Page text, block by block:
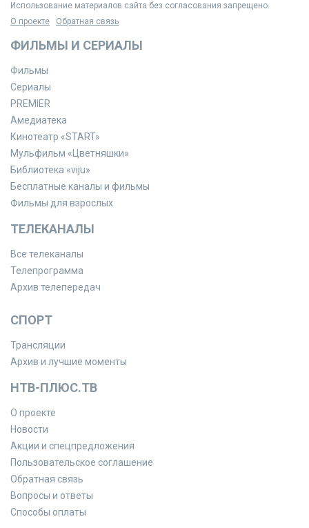
Использование материалов сайта без согласования запрещено.
О проекте
Обратная связь
ФИЛЬМЫ И СЕРИАЛЫ
Фильмы
Сериалы
PREMIER
Амедиатека
Кинотеатр «START»
Мульфильм «Цветняшки»
Библиотека «viju»
Бесплатные каналы и фильмы
Фильмы для взрослых
ТЕЛЕКАНАЛЫ
Все телеканалы
Телепрограмма
Архив телепередач
СПОРТ
Трансляции
Архив и лучшие моменты
НТВ-ПЛЮС.ТВ
О проекте
Новости
Акции и спецпредложения
Пользовательское соглашение
Обратная связь
Вопросы и ответы
Способы оплаты